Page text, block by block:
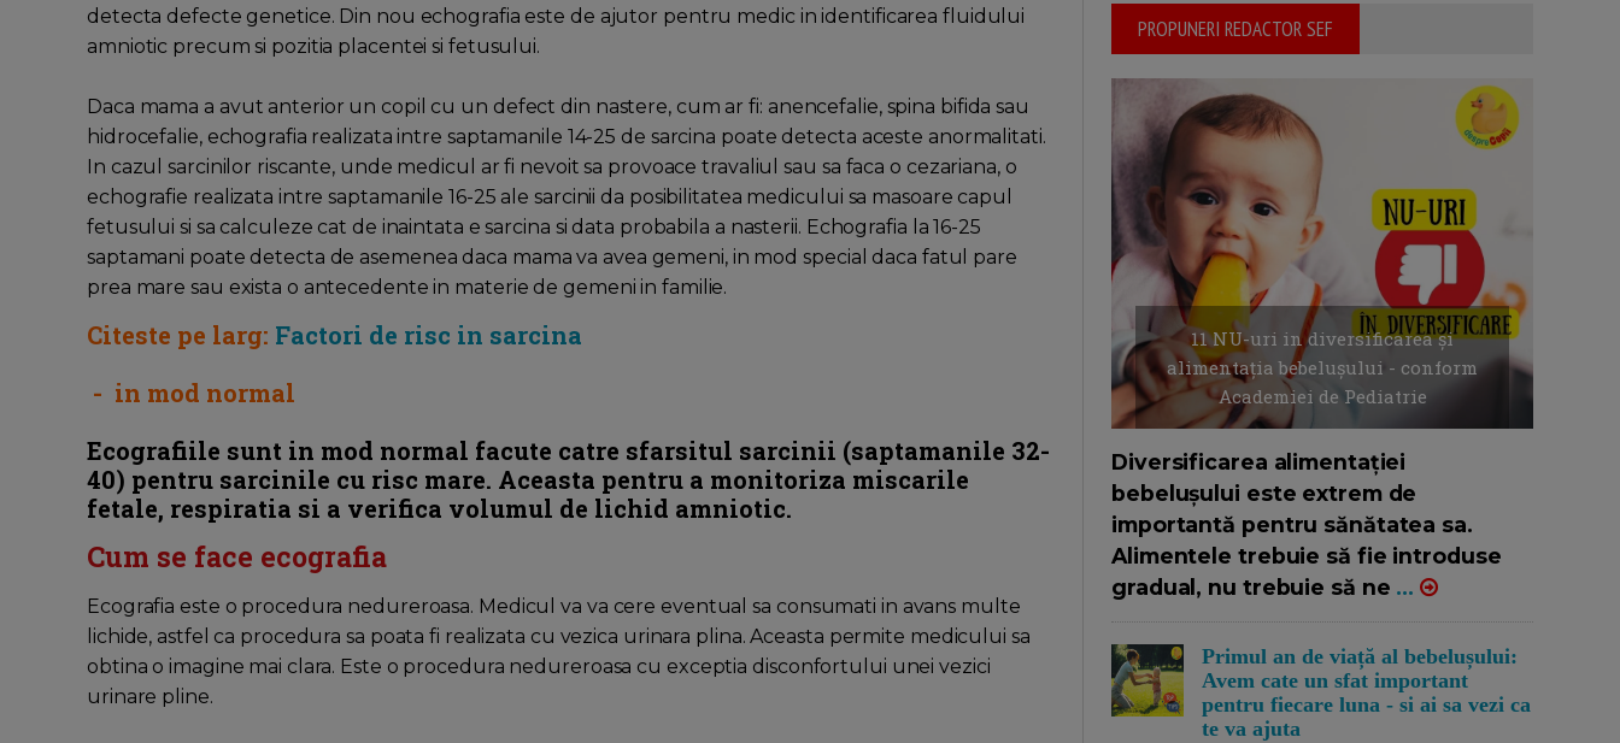
detecta defecte genetice. Din nou echografia este de ajutor pentru medic in identificarea fluidului
amniotic precum si pozitia placentei si fetusului.
Daca mama a avut anterior un copil cu un defect din nastere, cum ar fi: anencefalie, spina bifida sau
hidrocefalie, echografia realizata intre saptamanile 14-25 de sarcina poate detecta aceste anormalitati.
In cazul sarcinilor riscante, unde medicul ar fi nevoit sa provoace travaliul sau sa faca o cezariana, o
echografie realizata intre saptamanile 16-25 ale sarcinii da posibilitatea medicului sa masoare capul
fetusului si sa calculeze cat de inaintata e sarcina si data probabila a nasterii. Echografia la 16-25
saptamani poate detecta de asemenea daca mama va avea gemeni, in mod special daca fatul pare
prea mare sau exista o antecedente in materie de gemeni in familie.
Citeste pe larg: Factori de risc in sarcina
- in mod normal
Ecografiile sunt in mod normal facute catre sfarsitul sarcinii (saptamanile 32-
40) pentru sarcinile cu risc mare. Aceasta pentru a monitoriza miscarile
fetale, respiratia si a verifica volumul de lichid amniotic.
Cum se face ecografia
Ecografia este o procedura nedureroasa. Medicul va va cere eventual sa consumati in avans multe
lichide, astfel ca procedura sa poata fi realizata cu vezica urinara plina. Aceasta permite medicului sa
obtina o imagine mai clara. Este o procedura nedureroasa cu exceptia disconfortului unei vezici
urinare pline.
PROPUNERI REDACTOR SEF
11 NU-uri in diversificarea și
alimentația bebelușului - conform
Academiei de Pediatrie
Diversificarea alimentației
bebelușului este extrem de
importantă pentru sănătatea sa.
Alimentele trebuie să fie introduse
gradual, nu trebuie să ne ...
Primul an de viață al bebelușului:
Avem cate un sfat important
pentru fiecare luna - si ai sa vezi ca
te va ajuta